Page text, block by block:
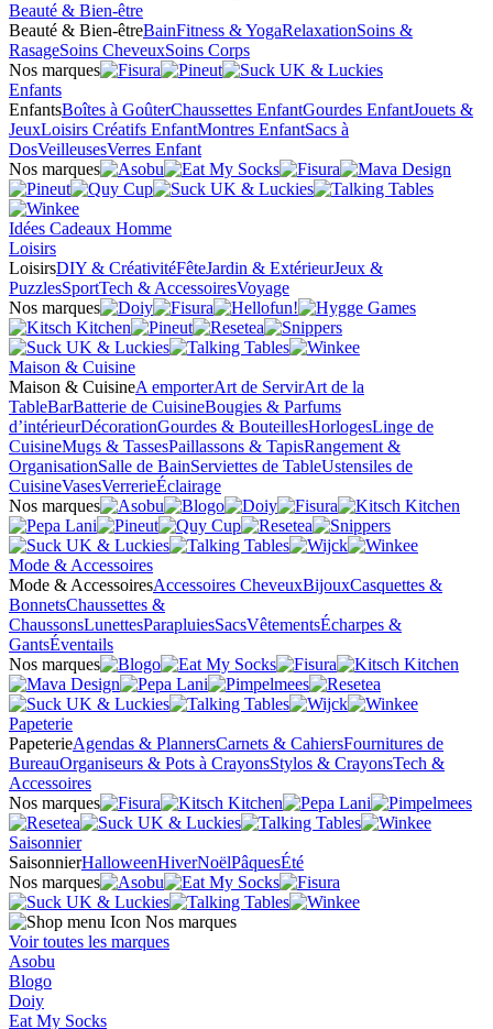
Beauté & Bien-être
Beauté & Bien-êtreBainFitness & YogaRelaxationSoins &
RasageSoins CheveuxSoins Corps
Nos marques
Enfants
EnfantsBoîtes à GoûterChaussettes EnfantGourdes EnfantJouets &
JeuxLoisirs Créatifs EnfantMontres EnfantSacs à
DosVeilleusesVerres Enfant
Nos marques
Idées Cadeaux Homme
Loisirs
LoisirsDIY & CréativitéFêteJardin & ExtérieurJeux &
PuzzlesSportTech & AccessoiresVoyage
Nos marques
Maison & Cuisine
Maison & CuisineA emporterArt de ServirArt de la
TableBarBatterie de CuisineBougies & Parfums
d’intérieurDécorationGourdes & BouteillesHorlogesLinge de
CuisineMugs & TassesPaillassons & TapisRangement &
OrganisationSalle de BainServiettes de TableUstensiles de
CuisineVasesVerrerieÉclairage
Nos marques
Mode & Accessoires
Mode & AccessoiresAccessoires CheveuxBijouxCasquettes &
BonnetsChaussettes &
ChaussonsLunettesParapluiesSacsVêtementsÉcharpes &
GantsÉventails
Nos marques
Papeterie
PapeterieAgendas & PlannersCarnets & CahiersFournitures de
BureauOrganiseurs & Pots à CrayonsStylos & CrayonsTech &
Accessoires
Nos marques
Saisonnier
SaisonnierHalloweenHiverNoëlPâquesÉté
Nos marques
Nos marques
Voir toutes les marques
Asobu
Blogo
Doiy
Eat My Socks